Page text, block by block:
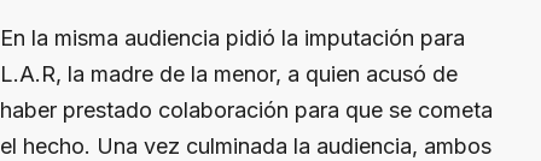
En la misma audiencia pidió la imputación para
L.A.R, la madre de la menor, a quien acusó de
haber prestado colaboración para que se cometa
el hecho. Una vez culminada la audiencia, ambos